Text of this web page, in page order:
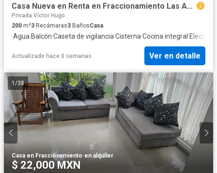
Casa Nueva en Renta en Fraccionamiento Las Animas
Privada Víctor Hugo
200 m²3 Recámaras3 BañosCasa
·Agua·Balcón·Caseta de vigilancia·Cisterna·Cocina integral ·
Actualizado hace 0 semanas Ver en detalle
1 /38
Casa en Fraccionamiento·en alquiler
$ 22,000 MXN